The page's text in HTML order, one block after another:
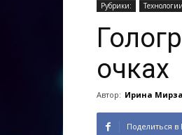
Рубрики: Технологии
очках
Автор: Ирина
Поделиться в